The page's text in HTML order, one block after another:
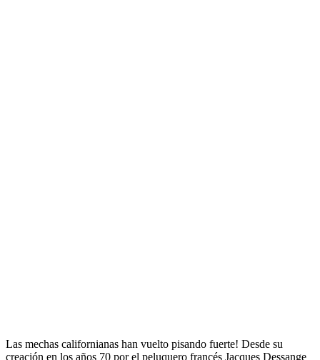
Las mechas californianas han vuelto pisando fuerte! Desde su
creación en los años 70 por el peluquero francés Jacques Dessange